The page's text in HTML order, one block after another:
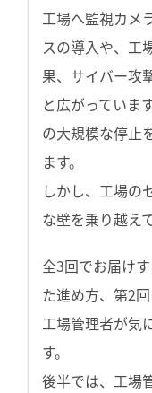
工場へ監視カメ
スの導入や、工
果、サイバー攻
と広がっていま
の大規模な停止
ます。
しかし、工場の
な壁を乗り越え
全3回でお届け
た進め方、第2
工場管理者が気
す。
後半では、工場